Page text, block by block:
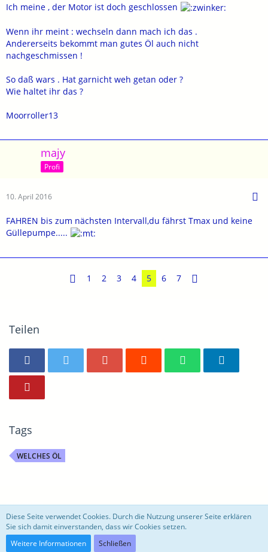
Ich meine , der Motor ist doch geschlossen
Wenn ihr meint : wechseln dann mach ich das .
Andererseits bekommt man gutes Öl auch nicht
nachgeschmissen !
So daß wars . Hat garnicht weh getan oder ?
Wie haltet ihr das ?
Moorroller13
majy
Profi
10. April 2016
FAHREN bis zum nächsten Intervall,du fährst Tmax und keine
Güllepumpe.....
1 2 3 4 5 6 7
Teilen
Tags
WELCHES ÖL
motoblog
Community-Software:
Diese Seite verwendet Cookies. Durch die Nutzung unserer Seite erklären
Sie sich damit einverstanden, dass wir Cookies setzen.
Weitere Informationen
Schließen